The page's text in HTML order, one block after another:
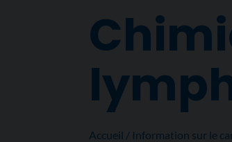
Accueil Information sur le